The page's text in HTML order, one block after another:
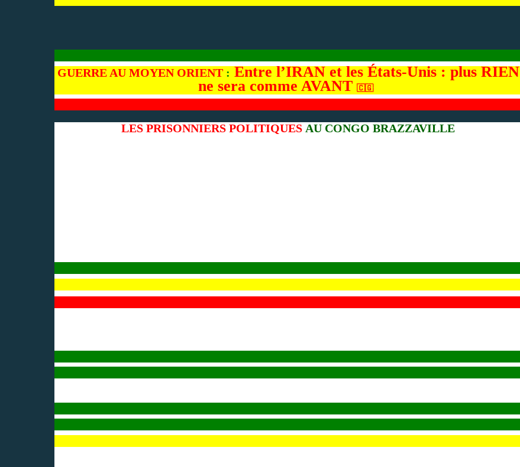
GUERRE AU MOYEN ORIENT :Entre l’IRAN et les États-Unis : plus RIEN
ne sera comme AVANT 🇨🇬
LES PRISONNIERS POLITIQUES AU CONGO BRAZZAVILLE